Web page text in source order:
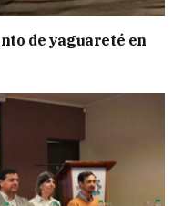
de yaguareté en